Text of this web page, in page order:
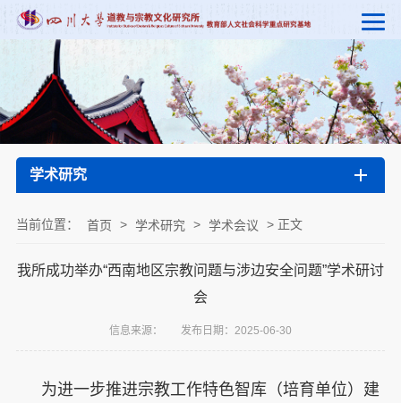
学术研究
当前位置： 首页 > 学术研究 > 学术会议 > 正文
我所成功举办“西南地区宗教问题与涉边安全问题”学术研讨
会
信息来源： 发布日期：2025-06-30
为进一步推进宗教工作特色智库（培育单位）建